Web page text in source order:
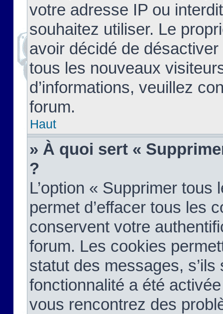
votre adresse IP ou
souhaitez utiliser. Le
avoir décidé de
tous les nouveaux
d’informations, veuillez
forum.
Haut
» À quoi sert «
?
L’option « Supprimer
permet d’effacer tous les
conservent votre
forum. Les cookies
statut des messages,
fonctionnalité a été
vous rencontrez des